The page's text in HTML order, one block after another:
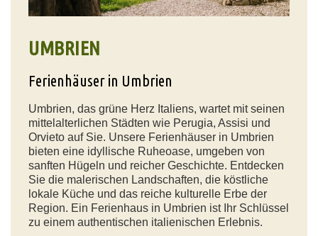
UMBRIEN
Ferienhäuser in Umbrien
Umbrien, das grüne Herz Italiens, wartet mit seinen
mittelalterlichen Städten wie Perugia, Assisi und
Orvieto auf Sie. Unsere Ferienhäuser in Umbrien
bieten eine idyllische Ruheoase, umgeben von
sanften Hügeln und reicher Geschichte. Entdecken
Sie die malerischen Landschaften, die köstliche
lokale Küche und das reiche kulturelle Erbe der
Region. Ein Ferienhaus in Umbrien ist Ihr Schlüssel
zu einem authentischen italienischen Erlebnis.